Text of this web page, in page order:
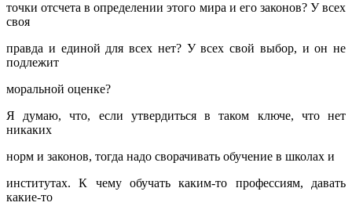
точки отсчета в определении этого мира и его законов? У всех
своя
правда и единой для всех нет? У всех свой выбор, и он не
подлежит
моральной оценке?
Я думаю, что, если утвердиться в таком ключе, что нет
никаких
норм и законов, тогда надо сворачивать обучение в школах и
институтах. К чему обучать каким-то профессиям, давать
какие-то